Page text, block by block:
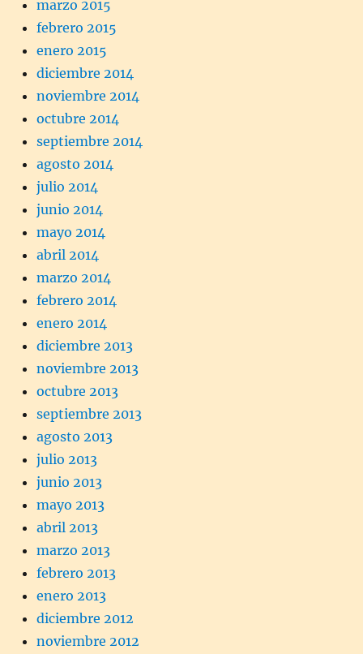
marzo 2015
febrero 2015
enero 2015
diciembre 2014
noviembre 2014
octubre 2014
septiembre 2014
agosto 2014
julio 2014
junio 2014
mayo 2014
abril 2014
marzo 2014
febrero 2014
enero 2014
diciembre 2013
noviembre 2013
octubre 2013
septiembre 2013
agosto 2013
julio 2013
junio 2013
mayo 2013
abril 2013
marzo 2013
febrero 2013
enero 2013
diciembre 2012
noviembre 2012